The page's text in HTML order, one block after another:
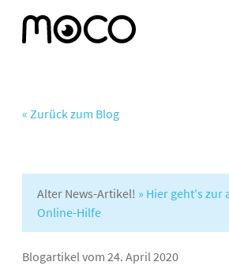
« Zurück zum Blog
Alter News-Artikel! » Hier geht's zur
Online-Hilfe
Blogartikel vom 24. April 2020